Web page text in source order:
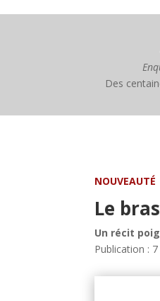
Des
NOUVEAUTÉ
Le
Un récit
Publication :